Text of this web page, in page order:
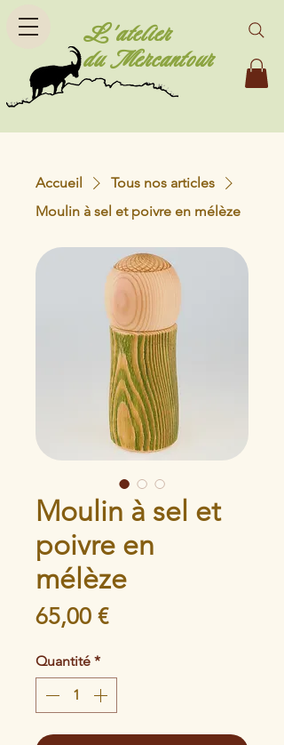
L'atelier
du Mercantour
Accueil
Tous nos articles
Moulin à sel et poivre en mélèze
Moulin à sel et
poivre en
mélèze
65,00 €Prix
Quantité *